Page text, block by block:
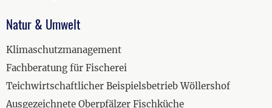
Natur & Umwelt
Klimaschutzmanagement
Fachberatung für Fischerei
Teichwirtschaftlicher Beispielsbetrieb Wöllershof
Ausgezeichnete Oberpfälzer Fischküche